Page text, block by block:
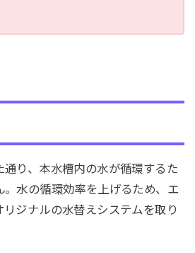
通り、本水槽内の水が循環するた
。水の循環効率を上げるため、エ
ジナルの水替えシステムを取り